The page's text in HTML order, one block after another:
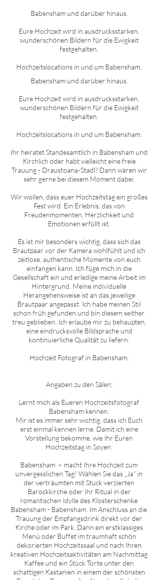
Babenshamund darüber hinaus.
Eure Hochzeit wird in ausdrucksstarken,
wunderschönen Bildern für die Ewigkeit
festgehalten.
Hochzeitslocations in und um Babensham
Babenshamund darüber hinaus.
Eure Hochzeit wird in ausdrucksstarken,
wunderschönen Bildern für die Ewigkeit
festgehalten.
Hochzeitslocations in und um Babensham
Ihr heiratet Standesamtlich in Babensham und
Kirchlich oder habt vielleicht eine freie
Trauung - Draustoana-Stadl? Dann wären wir
sehr gerne bei diesem Moment dabei.
Wir wollen, dass euer Hochzeitstag ein großes
Fest wird. Ein Erlebnis, das von
Freudenmomenten, Herzlichkeit und
Emotionen erfüllt ist.
Es ist mir besonders wichtig, dass sich das
Brautpaar vor der Kamera wohlfühlt und ich
zeitlose, authentische Momente von euch
einfangen kann. Ich füge mich in die
Gesellschaft ein und erledige meine Arbeit im
Hintergrund. Meine individuelle
Herangehensweise ist an das jeweilige
Brautpaar angepasst. Ich habe meinen Stil
schon früh gefunden und bin diesem seither
treu geblieben. Ich erlaube mir zu behaupten,
eine eindrucksvolle Bildsprache und
kontinuierliche Qualität zu liefern.
Hochzeit Fotograf in Babensham.
Angaben zu den Sälen:
Lernt mich als Eueren Hochzeitsfotograf
Babensham kennen.
Mir ist es immer sehr wichtig, dass ich Euch
erst einmal kennen lerne. Damit ich eine
Vorstellung bekomme, wie Ihr Euren
Hochzeitstag in Soyen
Babensham – macht Ihre Hochzeit zum
unvergesslichen Tag! Wählen Sie das „Ja“ in
der verträumten mit Stuck verzierten
Barockkirche oder Ihr Ritual in der
romantischen Idylle des Klosterschenke
Babensham- Babensham . Im Anschluss an die
Trauung der Empfangsdrink direkt vor der
Kirche oder im Park. Dann ein erstklassiges
Menü oder Buffet im traumhaft schön
dekorierten Hochzeitssaal und nach Ihren
kreativen Hochzeitsaktivitäten am Nachmittag
Kaffee und ein Stück Torte unter den
schattigen Kastanien in einem der schönsten